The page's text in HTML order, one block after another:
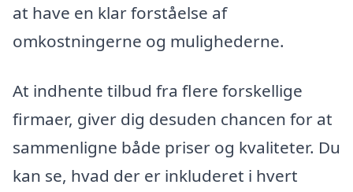
at have en klar forståelse af
omkostningerne og mulighederne.
At indhente tilbud fra flere forskellige
firmaer, giver dig desuden chancen for at
sammenligne både priser og kvaliteter. Du
kan se, hvad der er inkluderet i hvert